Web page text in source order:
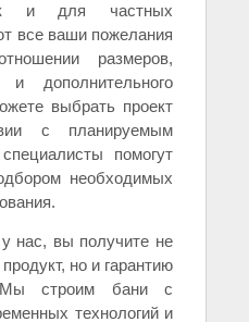
и для частных
все ваши пожелания
размеров,
и дополнительного
выбрать проект
с планируемым
помогут
необходимых
нас, вы получите не
но и гарантию
строим бани с
технологий и